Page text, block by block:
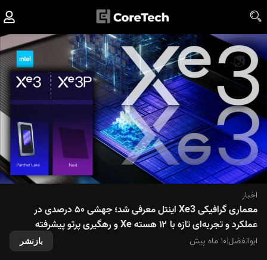
اخبار
معماری گرافیکی Xe3 اینتل معرفی شد؛ جهشی ۵۰ درصدی در
عملکرد و تجربه‌ای تازه با ۱۲ هسته Xe و رهگیری پرتو پیشرفته
ابوالفضل|۱۰ ماه پیش بازنشر